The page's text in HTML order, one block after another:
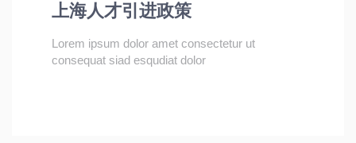
上海人才引进政策
Lorem ipsum dolor amet consectetur ut
consequat siad esqudiat dolor